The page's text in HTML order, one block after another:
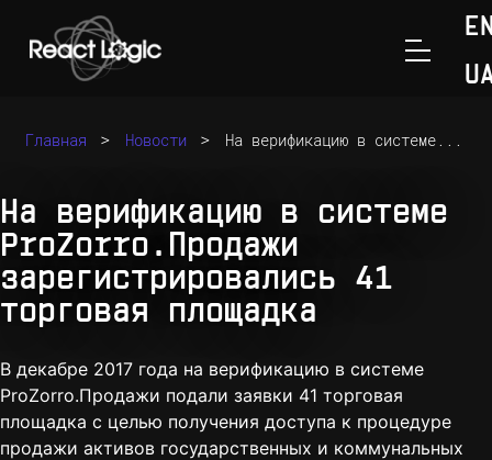
Главная > Новости > На верификацию в системе...
На верификацию в системе
ProZorro.Продажи
зарегистрировались 41
торговая площадка
В декабре 2017 года на верификацию в системе
ProZorro.Продажи подали заявки 41 торговая
площадка с целью получения доступа к процедуре
продажи активов государственных и коммунальных